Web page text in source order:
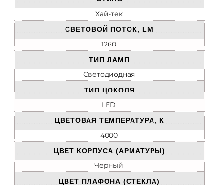
Хай-тек
СВЕТОВОЙ ПОТОК, LM
1260
ТИП ЛАМП
Светодиодная
ТИП ЦОКОЛЯ
LED
ЦВЕТОВАЯ ТЕМПЕРАТУРА, К
4000
ЦВЕТ КОРПУСА (АРМАТУРЫ)
Черный
ЦВЕТ ПЛАФОНА (СТЕКЛА)